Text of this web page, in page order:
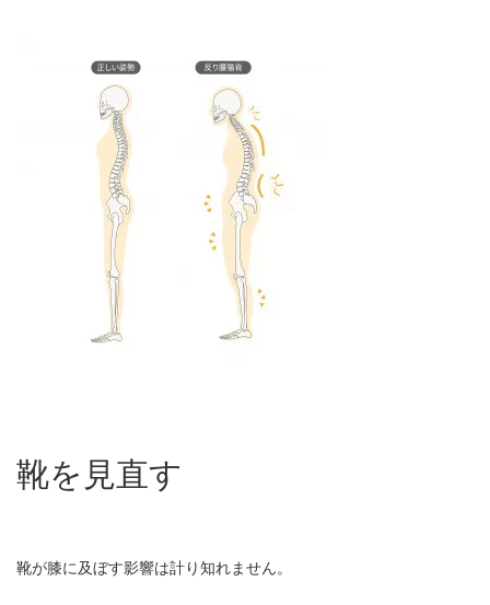
靴を見直す
靴が膝に及ぼす影響は計り知れません。